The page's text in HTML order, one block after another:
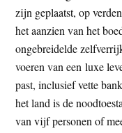
zijn geplaatst, op
het aanzien van het
ongebreidelde
voeren van een luxe
past, inclusief vette
het land is de
van vijf personen of